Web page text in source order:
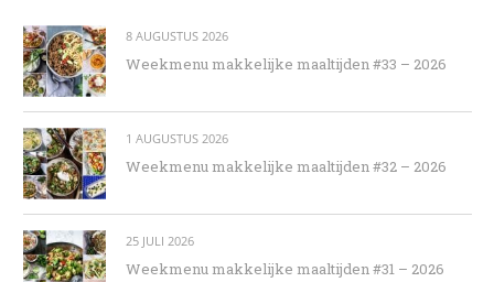
8 AUGUSTUS 2026
Weekmenu makkelijke maaltijden #33 – 2026
1 AUGUSTUS 2026
Weekmenu makkelijke maaltijden #32 – 2026
25 JULI 2026
Weekmenu makkelijke maaltijden #31 – 2026